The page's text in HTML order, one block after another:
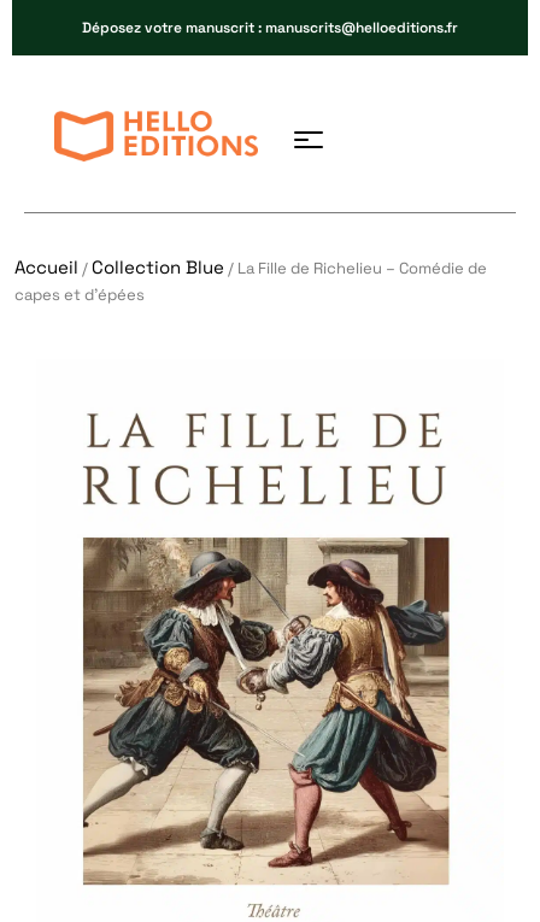
Déposez votre manuscrit : manuscrits@helloeditions.fr
Accueil /Collection Blue / La Fille de Richelieu – Comédie de
capes et d’épées